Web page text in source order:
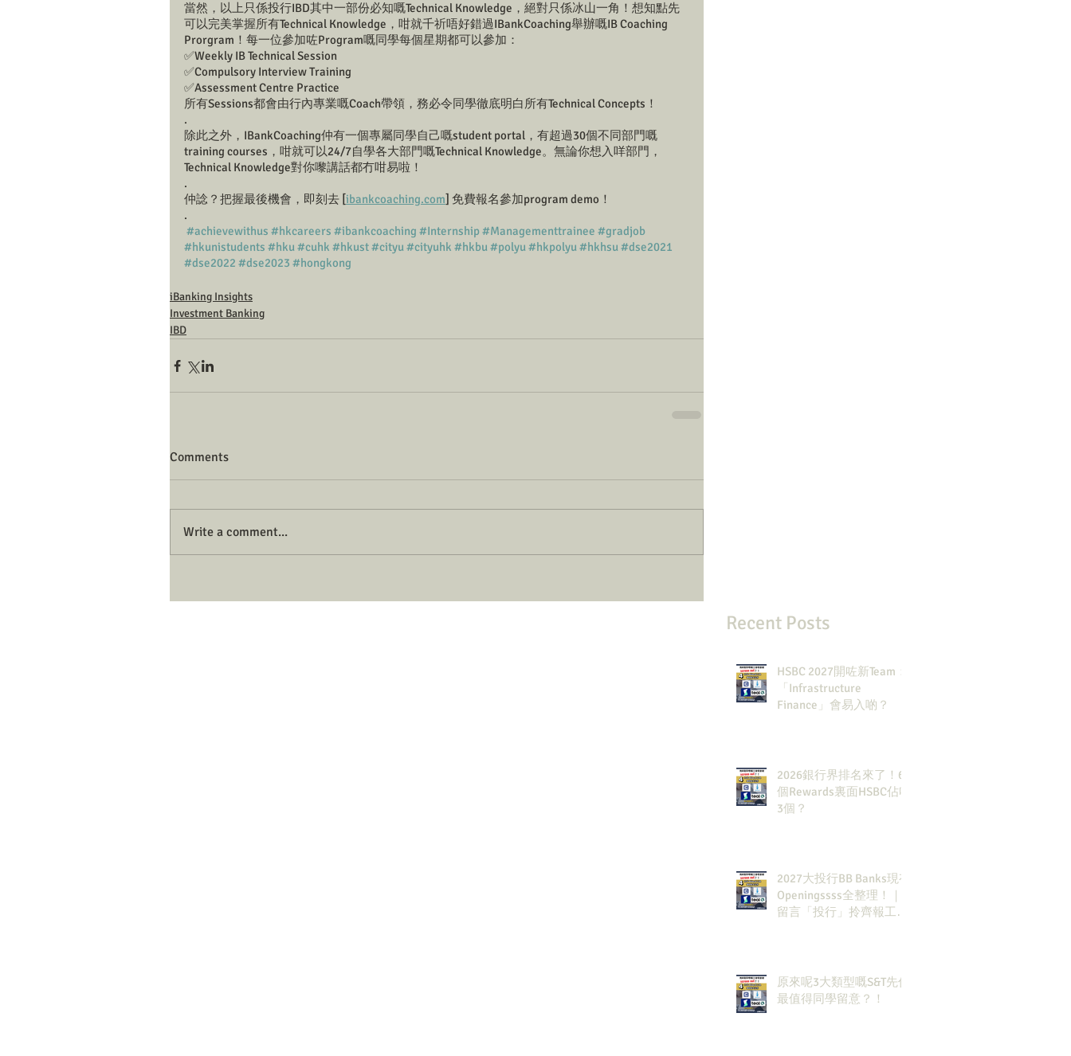
當然，以上只係投行IBD其中一部份必知嘅Technical Knowledge，絕對只係冰山一角！想知點先
可以完美掌握所有Technical Knowledge，咁就千祈唔好錯過IBankCoaching舉辦嘅IB Coaching
Prorgram！每一位參加咗Program嘅同學每個星期都可以參加：
✅Weekly IB Technical Session
✅Compulsory Interview Training
✅Assessment Centre Practice
所有Sessions都會由行內專業嘅Coach帶領，務必令同學徹底明白所有Technical Concepts！
.
除此之外，IBankCoaching仲有一個專屬同學自己嘅student portal，有超過30個不同部門嘅
training courses，咁就可以24/7自學各大部門嘅Technical Knowledge。無論你想入咩部門，
Technical Knowledge對你嚟講話都冇咁易啦！
.
仲諗？把握最後機會，即刻去 [ibankcoaching.com] 免費報名參加program demo！
.
#achievewithus #hkcareers #ibankcoaching #Internship#Managementtrainee #gradjob
#hkunistudents #hku#cuhk #hkust#cityu#cityuhk #hkbu#polyu#hkpolyu#hkhsu#dse2021
#dse2022 #dse2023 #hongkong
iBanking Insights
Investment Banking
IBD
Comments
Write a comment...
Recent Posts
HSBC 2027開咗新Team：
「Infrastructure
Finance」會易入啲？
2026銀行界排名來了！6
個Rewards裏面HSBC佔咗
3個？
2027大投行BB Banks現有
Openingssss全整理！｜
留言「投行」拎齊報工
原來呢3大類型嘅S&T先係
最值得同學留意？！